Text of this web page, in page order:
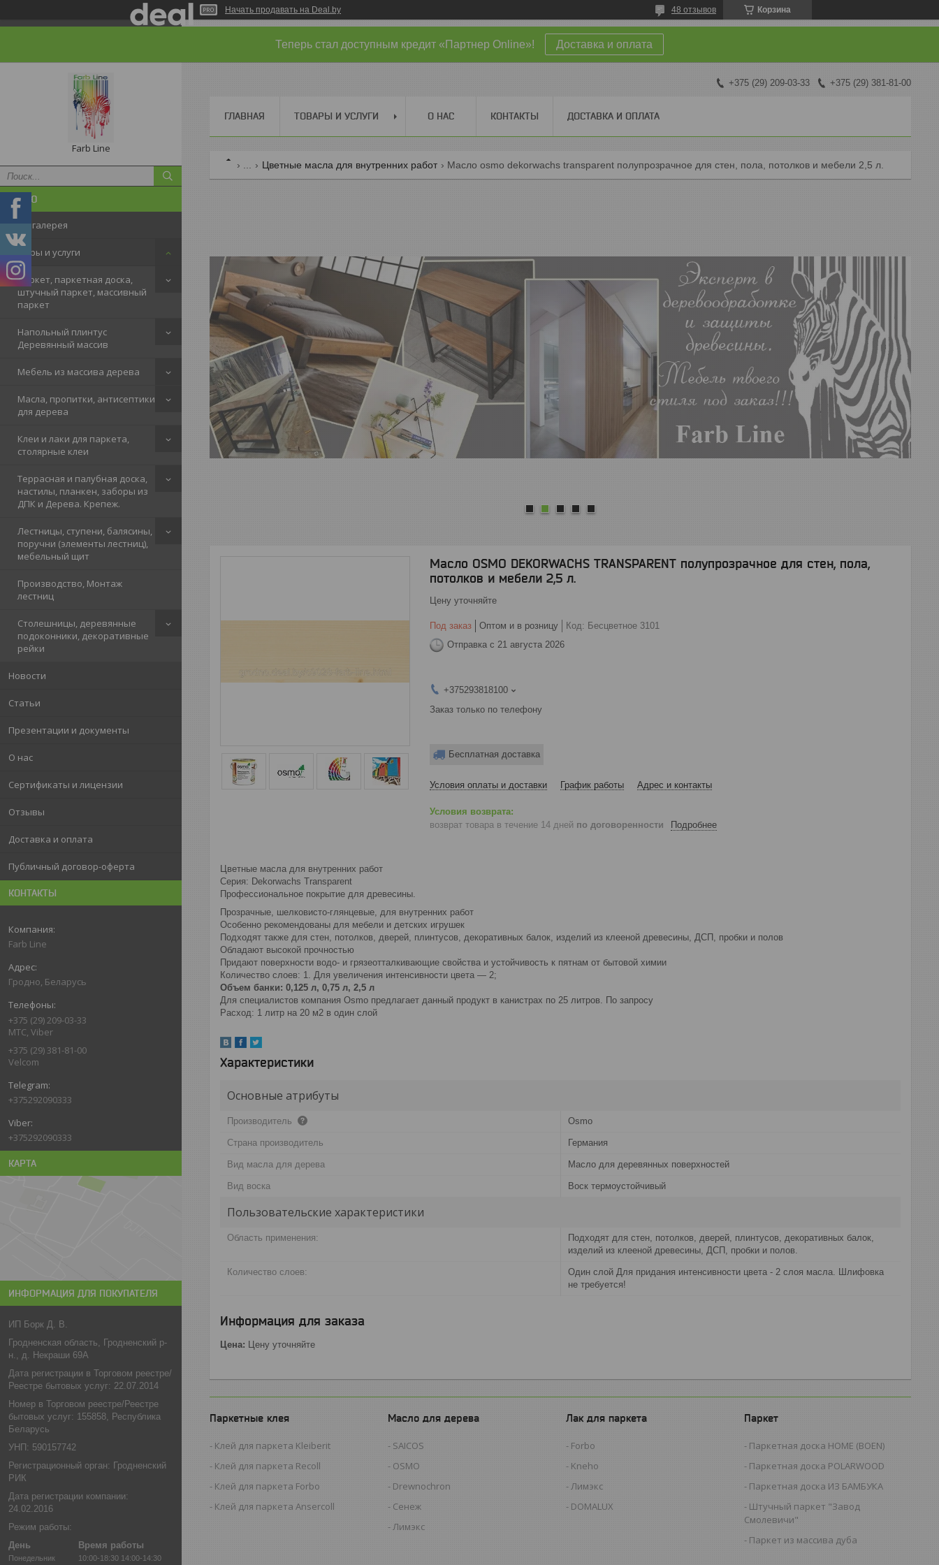
Начать продавать на Deal.by Корзина
48 отзывов
Теперь стал доступным кредит «Партнер Online»! Доставка и оплата
Farb Line
Фотогалерея
Товары и услуги
Паркет, паркетная доска,
штучный паркет, массивный
паркет
Напольный плинтус
Деревянный массив
Мебель из массива дерева
Масла, пропитки, антисептики
для дерева
Клеи и лаки для паркета,
столярные клеи
Террасная и палубная доска,
настилы, планкен, заборы из
ДПК и Дерева. Крепеж.
Лестницы, ступени, балясины,
поручни (элементы лестниц),
мебельный щит
Производство, Монтаж
лестниц
Столешницы, деревянные
подоконники, декоративные
рейки
Новости
Статьи
Презентации и документы
О нас
Сертификаты и лицензии
Отзывы
Доставка и оплата
Публичный договор-оферта
КОНТАКТЫ
Farb Line
Гродно, Беларусь
+375 (29) 209-03-33
МТС, Viber
+375 (29) 381-81-00
Velcom
+375292090333
+375292090333
КАРТА
ИНФОРМАЦИЯ ДЛЯ ПОКУПАТЕЛЯ
ИП Борк Д. В.
Гродненская область, Гродненский р-
н., д. Некраши 69А
Дата регистрации в Торговом реестре/
Реестре бытовых услуг: 22.07.2014
Номер в Торговом реестре/Реестре
бытовых услуг: 155858, Республика
Беларусь
УНП: 590157742
Регистрационный орган: Гродненский
РИК
Дата регистрации компании:
24.02.2016
Режим работы:
День
Время работы
Понедельник 10:00-18:30 14:00-14:30
+375 (29) 209-03-33 +375 (29) 381-81-00
ГЛАВНАЯ ТОВАРЫ И УСЛУГИ О НАС КОНТАКТЫ ДОСТАВКА И ОПЛАТА
Цветные масла для внутренних работ Масло osmo dekorwachs transparent полупрозрачное для стен, пола, потолков и мебели 2,5 л.
Масло OSMO DEKORWACHS TRANSPARENT полупрозрачное для стен, пола,
потолков и мебели 2,5 л.
Цену уточняйте
Под заказ Оптом и в розницу Код: Бесцветное 3101
Отправка с 21 августа 2026
+375293818100
Заказ только по телефону
Бесплатная доставка
Условия оплаты и доставки График работы Адрес и контакты
возврат товара в течение 14 дней по договоренности Подробнее
Цветные масла для внутренних работ
Серия: Dekorwachs Transparent
Профессиональное покрытие для древесины.
Прозрачные, шелковисто-глянцевые, для внутренних работ
Особенно рекомендованы для мебели и детских игрушек
Подходят также для стен, потолков, дверей, плинтусов, декоративных балок, изделий из клееной древесины, ДСП, пробки и полов
Обладают высокой прочностью
Придают поверхности водо- и грязеотталкивающие свойства и устойчивость к пятнам от бытовой химии
Количество слоев: 1. Для увеличения интенсивности цвета — 2;
Объем банки: 0,125 л, 0,75 л, 2,5 л
Для специалистов компания Osmo предлагает данный продукт в канистрах по 25 литров. По запросу
Расход: 1 литр на 20 м2 в один слой
Характеристики
Основные атрибуты
Производитель Osmo
Страна производитель Германия
Вид масла для дерева Масло для деревянных поверхностей
Вид воска Воск термоустойчивый
Пользовательские характеристики
Область применения:
Подходят для стен, потолков, дверей, плинтусов, декоративных балок,
изделий из клееной древесины, ДСП, пробки и полов.
Количество слоев:
Один слой Для придания интенсивности цвета - 2 слоя масла. Шлифовка
не требуется!
Информация для заказа
Цена: Цену уточняйте
Паркетные клея
Клей для паркета Kleiberit
Клей для паркета Recoll
Клей для паркета Forbo
Клей для паркета Ansercoll
Масло для дерева
SAICOS
OSMO
Drewnochron
Сенеж
Лимэкс
Лак для паркета
Forbo
Kneho
Лимэкс
DOMALUX
Паркет
Паркетная доска HOME (BOEN)
Паркетная доска POLARWOOD
Паркетная доска ИЗ БАМБУКА
Штучный паркет "Завод
Смолевичи"
Паркет из массива дуба